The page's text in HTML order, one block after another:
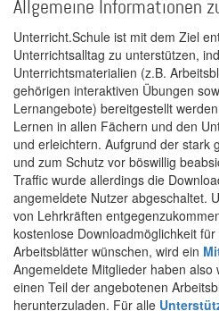
Allgemeine Informationen
Unterricht.Schule ist mit dem Ziel
Unterrichtsalltag zu unterstützen,
Unterrichtsmaterialien (z.B.
gehörigen interaktiven Übungen
Lernangebote) bereitgestellt
Lernen in allen Fächern und den
und erleichtern. Aufgrund der stark
und zum Schutz vor böswillig
Traffic wurde allerdings die
angemeldete Nutzer abgeschaltet.
von Lehrkräften
kostenlose Downloadmöglichkeit
Arbeitsblätter wünschen, wird ein
Angemeldete Mitglieder haben also
einen Teil der angebotenen
herunterzuladen. Für alle